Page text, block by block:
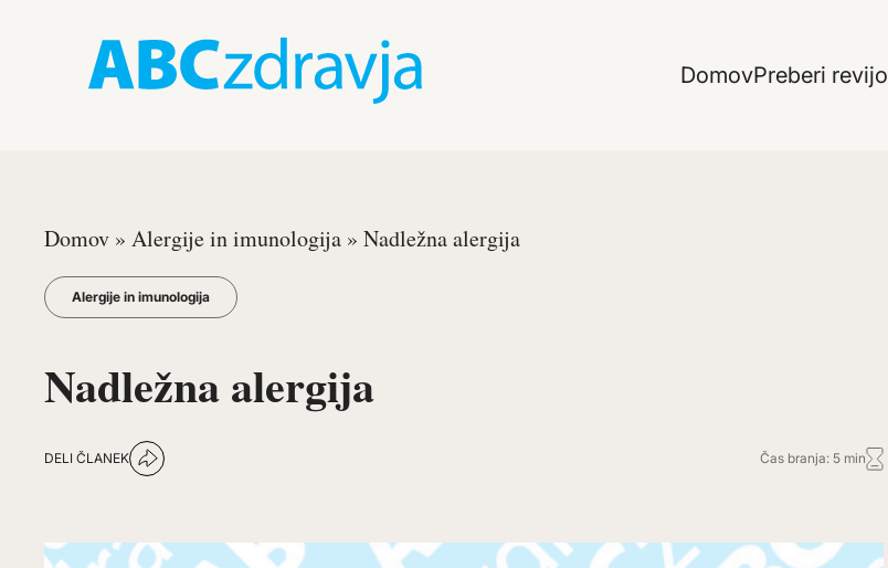
DomovPreberi revijo
Domov » Alergije in imunologija » Nadležna alergija
Alergije in imunologija
Nadležna alergija
DELI ČLANEK Čas branja: 5 min